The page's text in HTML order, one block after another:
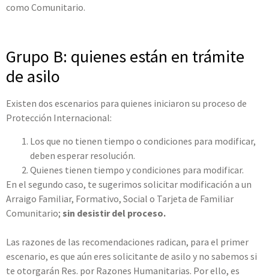
como Comunitario.
Grupo B: quienes están en trámite
de asilo
Existen dos escenarios para quienes iniciaron su proceso de
Protección Internacional:
Los que no tienen tiempo o condiciones para modificar,
deben esperar resolución.
Quienes tienen tiempo y condiciones para modificar.
En el segundo caso, te sugerimos solicitar modificación a un
Arraigo Familiar, Formativo, Social o Tarjeta de Familiar
Comunitario; sin desistir del proceso.
Las razones de las recomendaciones radican, para el primer
escenario, es que aún eres solicitante de asilo y no sabemos si
te otorgarán Res. por Razones Humanitarias. Por ello, es